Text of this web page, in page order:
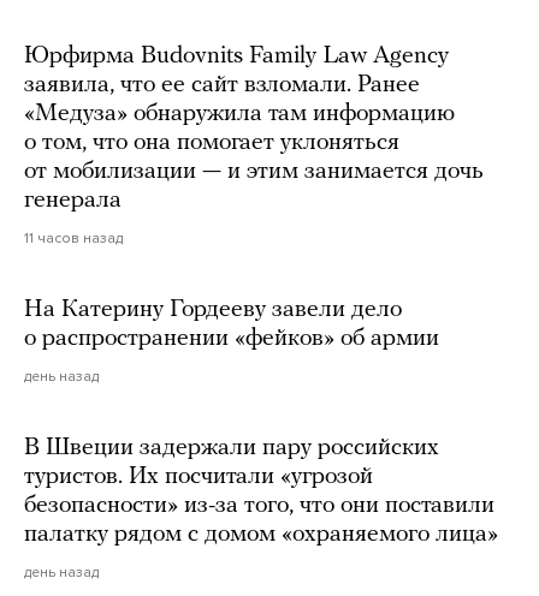
Юрфирма Budovnits Family Law Agency
заявила, что ее сайт взломали. Ранее
«Медуза» обнаружила там информацию
о том, что она помогает уклоняться
от мобилизации — и этим занимается дочь
генерала
11 часов назад
На Катерину Гордееву завели дело
о распространении «фейков» об армии
день назад
В Швеции задержали пару российских
туристов. Их посчитали «угрозой
безопасности» из-за того, что они поставили
палатку рядом с домом «охраняемого лица»
день назад